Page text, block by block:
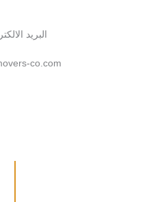
البريد
co.com